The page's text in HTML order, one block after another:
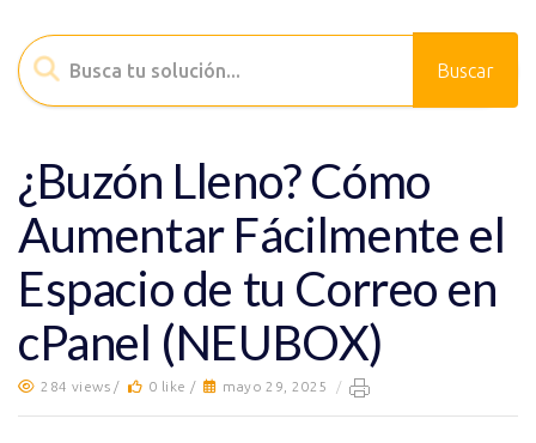
¿Buzón Lleno? Cómo
Aumentar Fácilmente el
Espacio de tu Correo en
cPanel (NEUBOX)
284 views / 0 like / mayo 29, 2025 /